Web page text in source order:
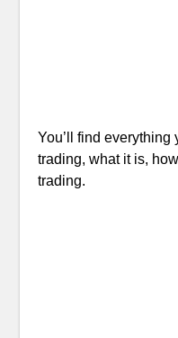
You’ll find
trading, what it is,
trading.